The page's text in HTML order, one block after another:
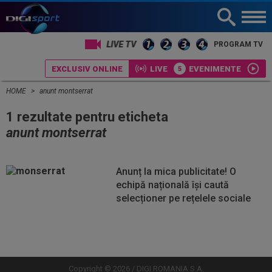
LIVE TV PROGRAM TV
EXCLUSIV ONLINE LIVE EVENIMENTE
HOME anunt montserrat
1 rezultate pentru eticheta
anunt montserrat
Anunț la mica publicitate! O
echipă națională își caută
selecționer pe rețelele sociale
mai
mai
Copyright © 2026 / DIGI ROMANIA S.A.